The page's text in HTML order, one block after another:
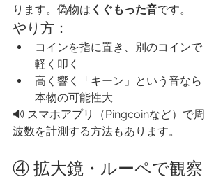
ります。偽物は くぐもった音です。
やり方：
コインを指に置き、別のコインで
軽く叩く
高く響く「キーン」という音なら
本物の可能性大
🔊 スマホアプリ（Pingcoinなど）で周
波数を計測する方法もあります。
④ 拡大鏡・ルーペで観察